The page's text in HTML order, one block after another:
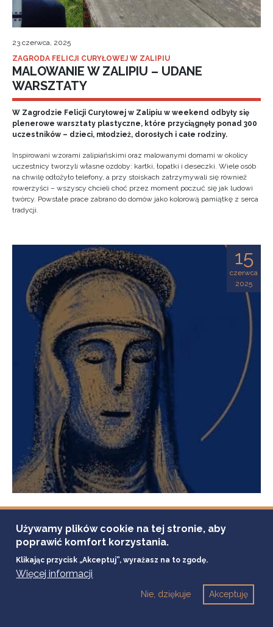
23 czerwca, 2025
ZAGRODA FELICJI CURYŁOWEJ W ZALIPIU
MALOWANIE W ZALIPIU – UDANE
WARSZTATY
W Zagrodzie Felicji Curyłowej w Zalipiu w weekend odbyły się
plenerowe warsztaty plastyczne, które przyciągnęły ponad 300
uczestników – dzieci, młodzież, dorosłych i całe rodziny.
Inspirowani wzorami zalipiańskimi oraz malowanymi domami w okolicy
uczestnicy tworzyli własne ozdoby: kartki, łopatki i deseczki. Wiele osób
na chwilę odłożyło telefony, a przy stoiskach zatrzymywali się również
rowerzyści – wszyscy chcieli choć przez moment poczuć się jak ludowi
twórcy. Powstałe prace zabrano do domów jako kolorową pamiątkę z serca
tradycji.
15
czerwca
2025
17 czerwca, 2025
MUZEUM ZAMEK W DĘBNIE
SZLI ŚWIĘCI PRZEZ POLSKĘ IDĄ I DZIŚ
W niedzielę, 15 czerwca, mieszkańcy Dębna i okolic wspólnie świętowali
trzy rocznice: Tysiąclecie Królestwa Polskiego w Gminie Dębno, 300-lecie
figury Św. Kingi oraz 250-lecie figury Św. Jana Nepomucena.
Używamy plików cookie na tej stronie, aby
poprawić komfort korzystania.
Klikając przycisk „Akceptuj”, wyrażasz na to zgodę.
Więcej informacji
Akceptuję
Nie, dziękuje